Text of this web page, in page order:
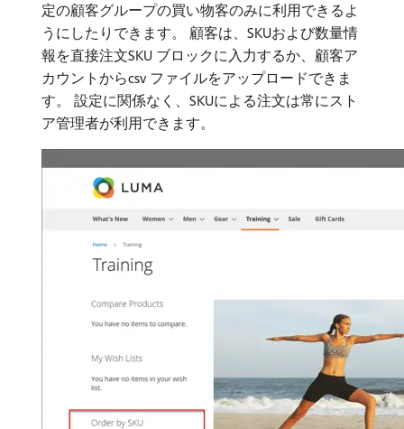
定の顧客グループの買い物客のみに利用できるよ
うにしたりできます。 顧客は、SKUおよび数量情
報を直接注文SKU ブロックに入力するか、顧客ア
カウントからcsv ファイルをアップロードできま
す。 設定に関係なく、SKUによる注文は常にスト
ア管理者が利用できます。